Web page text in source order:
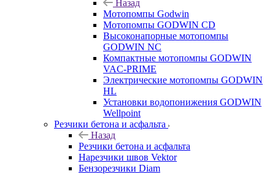
Назад
Мотопомпы Godwin
Мотопомпы GODWIN CD
Высоконапорные мотопомпы
GODWIN NC
Компактные мотопомпы GODWIN
VAC-PRIME
Электрические мотопомпы GODWIN
HL
Установки водопонижения GODWIN
Wellpoint
Резчики бетона и асфальта
Назад
Резчики бетона и асфальта
Нарезчики швов Vektor
Бензорезчики Diam